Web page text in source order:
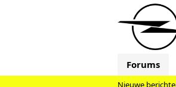
Forums
Nieuwe